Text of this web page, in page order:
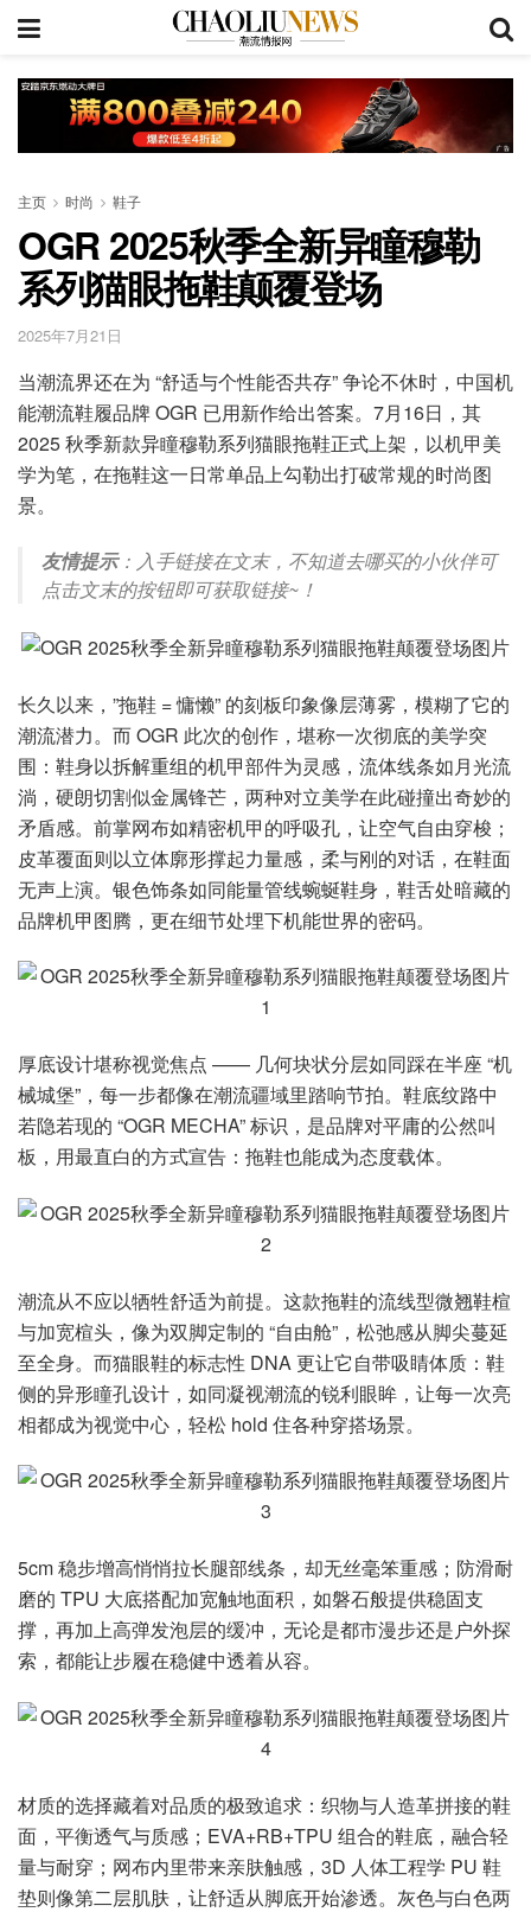
主页 时尚 鞋子
OGR 2025秋季全新异瞳穆勒
系列猫眼拖鞋颠覆登场
2025年7月21日
当潮流界还在为 “舒适与个性能否共存” 争论不休时，中国机
能潮流鞋履品牌 OGR 已用新作给出答案。7月16日，其
2025 秋季新款异瞳穆勒系列猫眼拖鞋正式上架，以机甲美
学为笔，在拖鞋这一日常单品上勾勒出打破常规的时尚图
景。
友情提示：入手链接在文末，不知道去哪买的小伙伴可
点击文末的按钮即可获取链接~！
长久以来，”拖鞋 = 慵懒” 的刻板印象像层薄雾，模糊了它的
潮流潜力。而 OGR 此次的创作，堪称一次彻底的美学突
围：鞋身以拆解重组的机甲部件为灵感，流体线条如月光流
淌，硬朗切割似金属锋芒，两种对立美学在此碰撞出奇妙的
矛盾感。前掌网布如精密机甲的呼吸孔，让空气自由穿梭；
皮革覆面则以立体廓形撑起力量感，柔与刚的对话，在鞋面
无声上演。银色饰条如同能量管线蜿蜒鞋身，鞋舌处暗藏的
品牌机甲图腾，更在细节处埋下机能世界的密码。
厚底设计堪称视觉焦点 —— 几何块状分层如同踩在半座 “机
械城堡”，每一步都像在潮流疆域里踏响节拍。鞋底纹路中
若隐若现的 “OGR MECHA” 标识，是品牌对平庸的公然叫
板，用最直白的方式宣告：拖鞋也能成为态度载体。
潮流从不应以牺牲舒适为前提。这款拖鞋的流线型微翘鞋楦
与加宽楦头，像为双脚定制的 “自由舱”，松弛感从脚尖蔓延
至全身。而猫眼鞋的标志性 DNA 更让它自带吸睛体质：鞋
侧的异形瞳孔设计，如同凝视潮流的锐利眼眸，让每一次亮
相都成为视觉中心，轻松 hold 住各种穿搭场景。
5cm 稳步增高悄悄拉长腿部线条，却无丝毫笨重感；防滑耐
磨的 TPU 大底搭配加宽触地面积，如磐石般提供稳固支
撑，再加上高弹发泡层的缓冲，无论是都市漫步还是户外探
索，都能让步履在稳健中透着从容。
材质的选择藏着对品质的极致追求：织物与人造革拼接的鞋
面，平衡透气与质感；EVA+RB+TPU 组合的鞋底，融合轻
量与耐穿；网布内里带来亲肤触感，3D 人体工程学 PU 鞋
垫则像第二层肌肤，让舒适从脚底开始渗透。灰色与白色两